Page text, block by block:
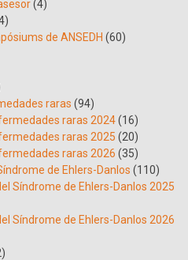
(4)
de ANSEDH (60)
raras (94)
raras 2024(16)
raras 2025 (20)
raras 2026 (35)
de Ehlers-Danlos (110)
Síndrome de Ehlers-Danlos 2025
Síndrome de Ehlers-Danlos 2026